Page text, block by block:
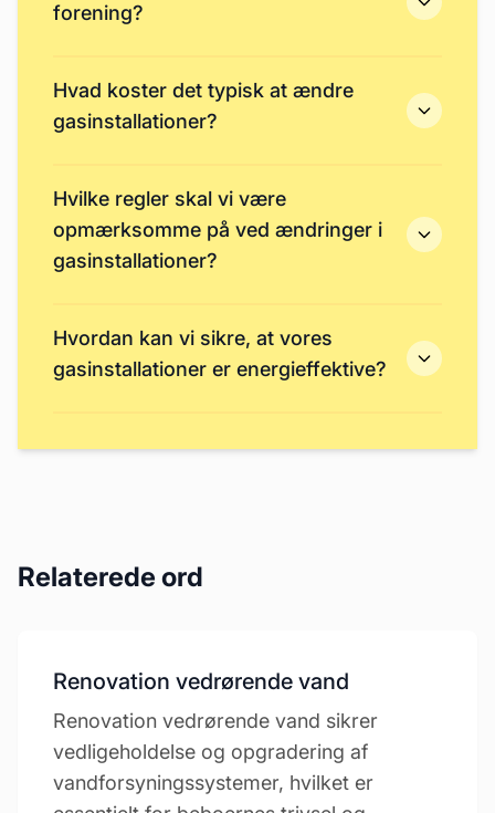
forening?
Hvad koster det typisk at ændre
gasinstallationer?
Hvilke regler skal vi være
opmærksomme på ved ændringer i
gasinstallationer?
Hvordan kan vi sikre, at vores
gasinstallationer er energieffektive?
Relaterede ord
Renovation vedrørende vand
Renovation vedrørende vand sikrer
vedligeholdelse og opgradering af
vandforsyningssystemer, hvilket er